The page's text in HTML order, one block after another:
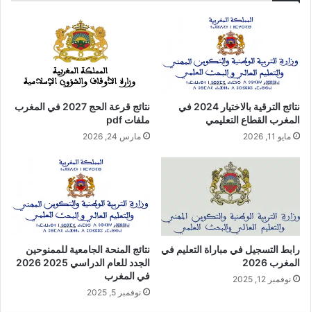
نتائج الترقية بالاختيار 2024 في
المغرب القطاع التعليمي
مايو 11, 2026
نتائج قرعة الحج 2027 في المغرب
ملفات pdf
مارس 24, 2026
رابط التسجيل في مباراة التعليم في
المغرب 2026
نوفمبر 12, 2025
نتائج المنحة الجامعية للممنوحين
الجدد للعام الدراسي 2025 2026
في المغرب
نوفمبر 5, 2025